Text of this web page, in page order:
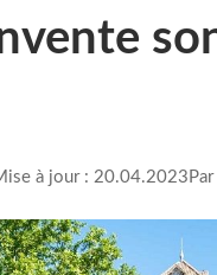
à jour : 20.04.2023